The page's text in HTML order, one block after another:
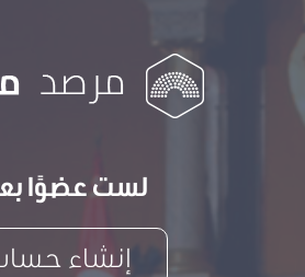
لست عضوًا بعد?
إنشاء حساب